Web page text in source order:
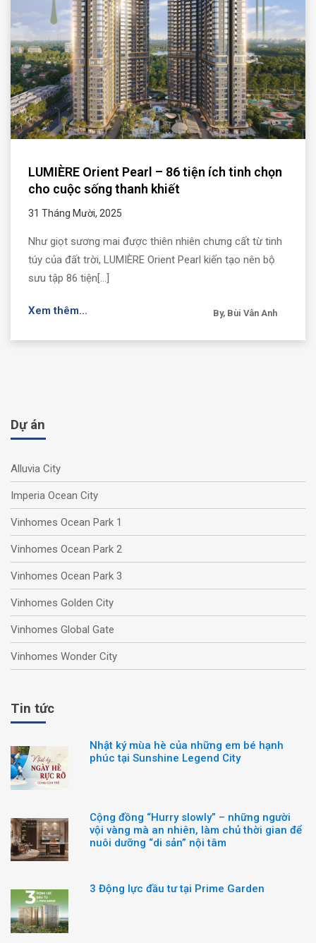
LUMIÈRE Orient Pearl – 86 tiện ích tinh chọn
cho cuộc sống thanh khiết
31 Tháng Mười, 2025
Như giọt sương mai được thiên nhiên chưng cất từ tinh
túy của đất trời, LUMIÈRE Orient Pearl kiến tạo nên bộ
sưu tập 86 tiện[...]
Xem thêm... By, Bùi Vân Anh
Dự án
Alluvia City
Imperia Ocean City
Vinhomes Ocean Park 1
Vinhomes Ocean Park 2
Vinhomes Ocean Park 3
Vinhomes Golden City
Vinhomes Global Gate
Vinhomes Wonder City
Tin tức
Nhật ký mùa hè của những em bé hạnh
phúc tại Sunshine Legend City
Cộng đồng “Hurry slowly” – những người
vội vàng mà an nhiên, làm chủ thời gian để
nuôi dưỡng “di sản” nội tâm
3 Động lực đầu tư tại Prime Garden